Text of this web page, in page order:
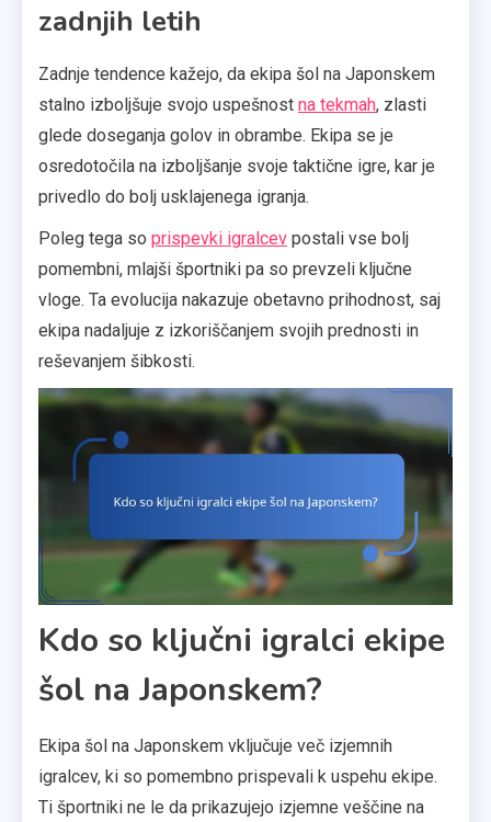
zadnjih letih
Zadnje tendence kažejo, da ekipa šol na Japonskem
stalno izboljšuje svojo uspešnost na tekmah, zlasti
glede doseganja golov in obrambe. Ekipa se je
osredotočila na izboljšanje svoje taktične igre, kar je
privedlo do bolj usklajenega igranja.
Poleg tega so prispevki igralcev postali vse bolj
pomembni, mlajši športniki pa so prevzeli ključne
vloge. Ta evolucija nakazuje obetavno prihodnost, saj
ekipa nadaljuje z izkoriščanjem svojih prednosti in
reševanjem šibkosti.
Kdo so ključni igralci ekipe
šol na Japonskem?
Ekipa šol na Japonskem vključuje več izjemnih
igralcev, ki so pomembno prispevali k uspehu ekipe.
Ti športniki ne le da prikazujejo izjemne veščine na